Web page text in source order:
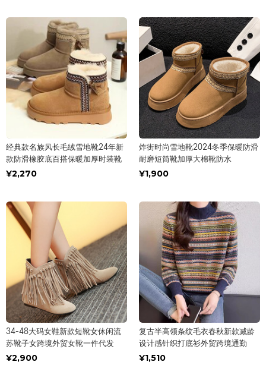
经典款名族风长毛绒雪地靴24年新
款防滑橡胶底百搭保暖加厚时装靴
¥2,270
炸街时尚雪地靴2024冬季保暖防滑
耐磨短筒靴加厚大棉靴防水
¥1,900
34-48大码女鞋新款短靴女休闲流
苏靴子女跨境外贸女靴一件代发
¥2,900
复古半高领条纹毛衣春秋新款减龄
设计感针织打底衫外贸跨境通勤
¥1,510